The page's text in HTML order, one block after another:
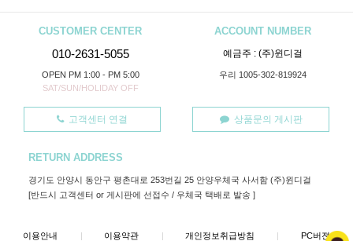
CUSTOMER CENTER
010-2631-5055
OPEN PM 1:00 - PM 5:00
SAT/SUN/HOLIDAY OFF
ACCOUNT NUMBER
예금주 : (주)윈디걸
우리 1005-302-819924
고객센터 연결 상품문의 게시판
RETURN ADDRESS
경기도 안양시 동안구 평촌대로 253번길 25 안양우체국 사서함 (주)윈디걸
[반드시 고객센터 or 게시판에 선접수 / 우체국 택배로 발송 ]
이용안내 | 이용약관 | 개인정보취급방침 | PC버젼